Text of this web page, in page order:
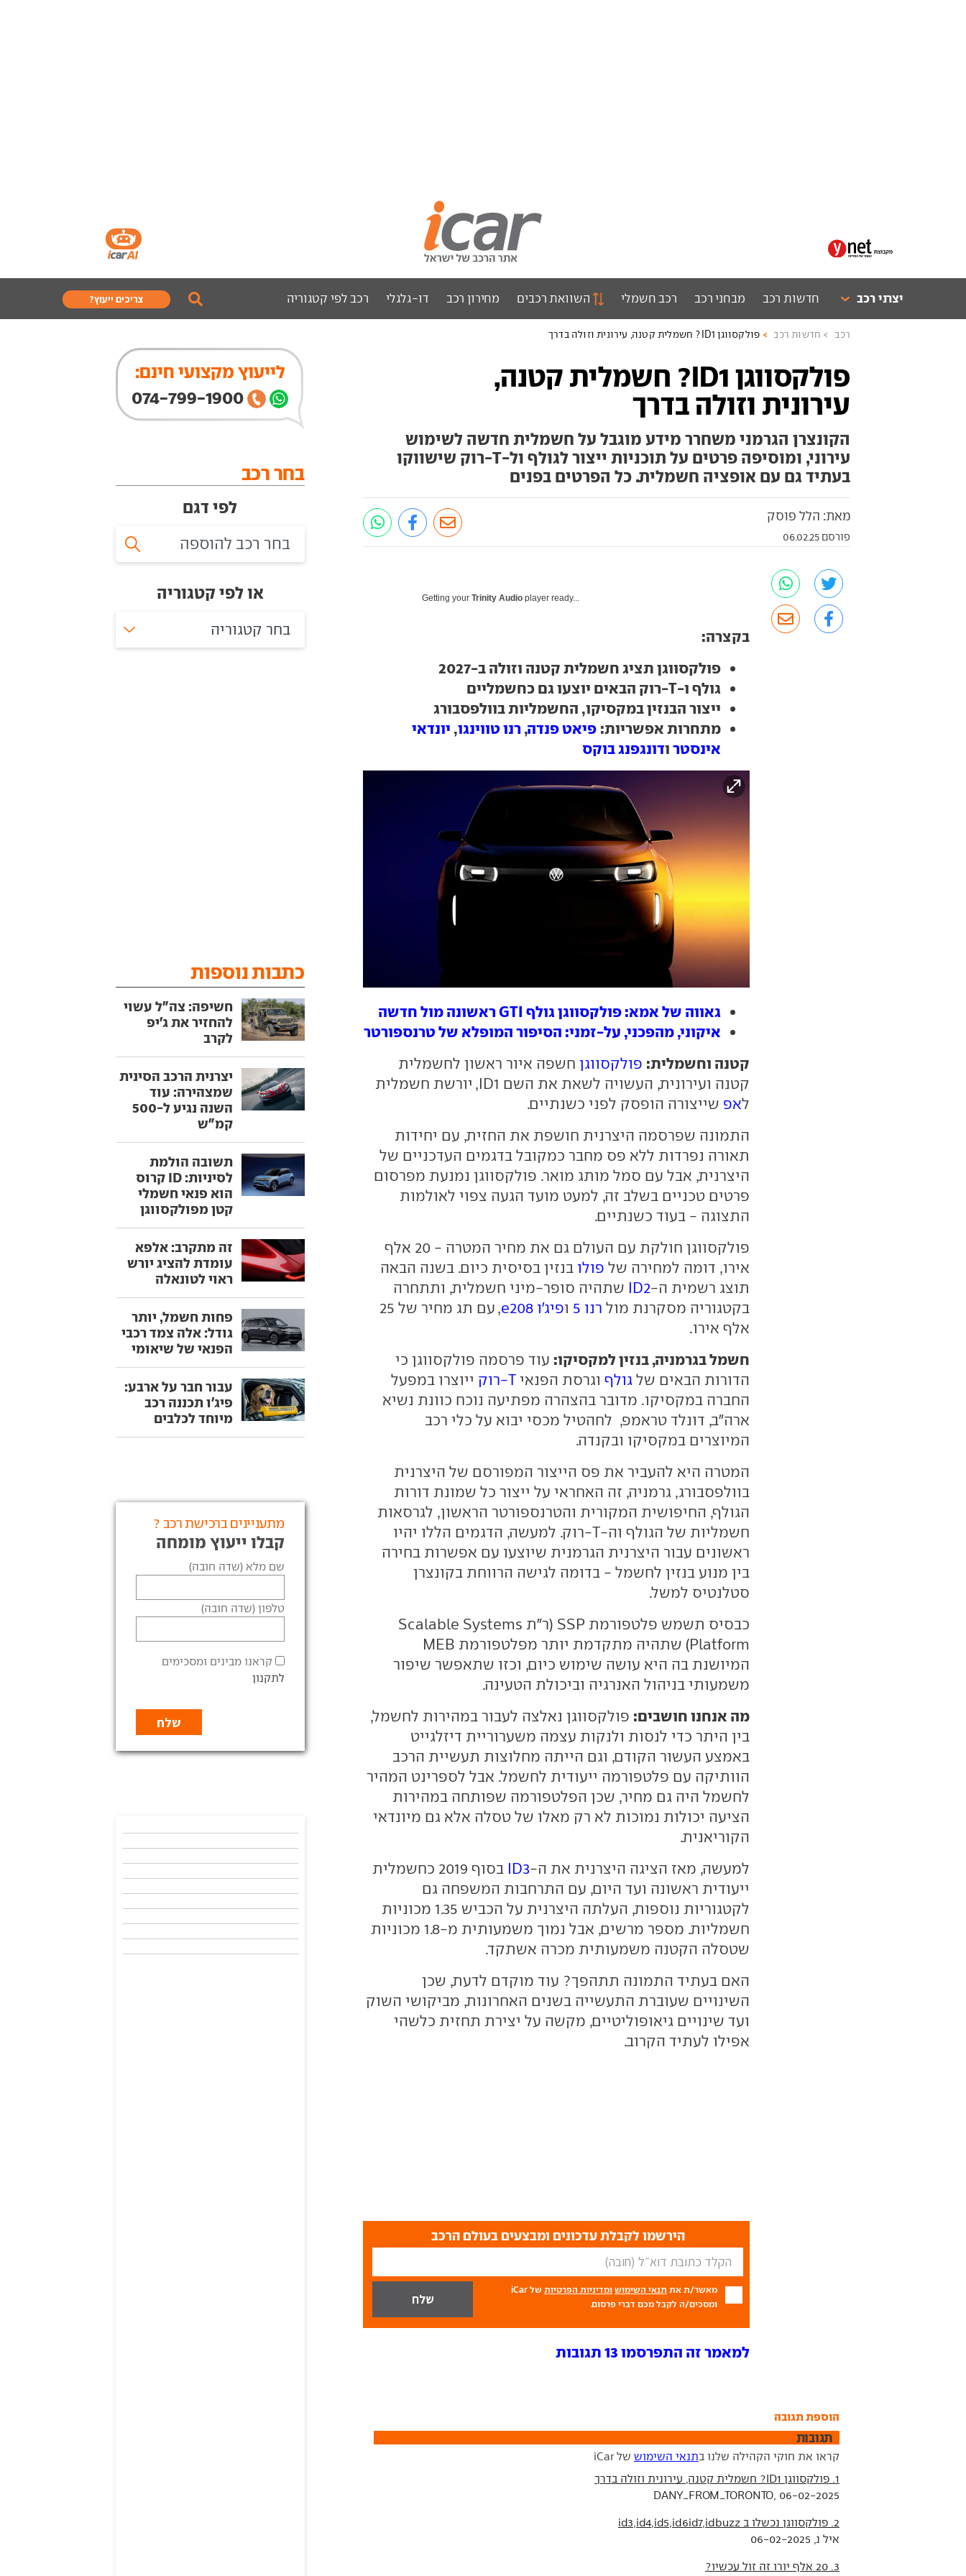
יצרני רכב חדשות רכב מבחני רכב רכב חשמלי השוואת רכבים מחירון רכב דו-גלגלי רכב לפי קטגוריה צריכים ייעוץ?
רכב חדשות רכב פולקסווגן ID1? חשמלית קטנה, עירונית וזולה בדרך
פולקסווגן ID1? חשמלית קטנה,
עירונית וזולה בדרך
הקונצרן הגרמני משחרר מידע מוגבל על חשמלית חדשה לשימוש
עירוני, ומוסיפה פרטים על תוכניות ייצור לגולף ול-T-רוק שישווקו
בעתיד גם עם אופציה חשמלית. כל הפרטים בפנים
מאת: הלל פוסק
פורסם 06.02.25
Getting yourTrinity Audio player ready...
בקצרה:
פולקסווגן תציג חשמלית קטנה וזולה ב-2027
גולף ו-T-רוק הבאים יוצעו גם כחשמליים
ייצור הבנזין במקסיקו, החשמליות בוולפסבורג
מתחרות אפשריות: פיאט פנדה, רנו טווינגו, יונדאי
אינסטרודונגפנג בוקס
גאווה של אמא: פולקסווגן גולף GTI ראשונה מול חדשה
איקוני, מהפכני, על-זמני: הסיפור המופלא של טרנספורטר
קטנה וחשמלית: פולקסווגן חשפה איור ראשון לחשמלית
קטנה ועירונית, העשויה לשאת את השם ID1, יורשת חשמלית
לאפ שייצורה הופסק לפני כשנתיים.
התמונה שפרסמה היצרנית חושפת את החזית, עם יחידות
תאורה נפרדות ללא פס מחבר כמקובל בדגמים העדכניים של
היצרנית, אבל עם סמל מותג מואר. פולקסווגן נמנעת מפרסום
פרטים טכניים בשלב זה, למעט מועד הגעה צפוי לאולמות
התצוגה - בעוד כשנתיים.
פולקסווגן חולקת עם העולם גם את מחיר המטרה - 20 אלף
אירו, דומה למחירה של פולו בנזין בסיסית כיום. בשנה הבאה
תוצג רשמית ה-ID2 שתהיה סופר-מיני חשמלית, ותתחרה
בקטגוריה מסקרנת מול רנו 5 ופיג'ו e208
, עם תג מחיר של 25
אלף אירו.
חשמל בגרמניה, בנזין למקסיקו: עוד פרסמה פולקסווגן כי
הדורות הבאים של גולף וגרסת הפנאי T-רוק
ייוצרו במפעל
החברה במקסיקו. מדובר בהצהרה מפתיעה נוכח כוונת נשיא
ארה"ב, דונלד טראמפ, לחהטיל מכסי יבוא על כלי רכב
המיוצרים במקסיקו ובקנדה.
המטרה היא להעביר את פס הייצור המפורסם של היצרנית
בוולפסבורג, גרמניה, זה האחראי על ייצור כל שמונת דורות
הגולף, החיפושית המקורית והטרנספורטר הראשון, לגרסאות
חשמליות של הגולף וה-T-רוק. למעשה, הדגמים הללו יהיו
ראשונים עבור היצרנית הגרמנית שיוצעו עם אפשרות בחירה
בין מנוע בנזין לחשמל - בדומה לגישה הרווחת בקונצרן
סטלנטיס למשל.
כבסיס תשמש פלטפורמת SSP (ר"ת Scalable Systems
Platform) שתהיה מתקדמת יותר מפלטפורמת MEB
המיושנת בה היא עושה שימוש כיום, וכזו שתאפשר שיפור
משמעותי בניהול האנרגיה וביכולת הטעינה.
מה אנחנו חושבים: פולקסווגן נאלצה לעבור במהירות לחשמל,
בין היתר כדי לנסות ולנקות עצמה משערוריית דיזלגייט
באמצע העשור הקודם, וגם הייתה מחלוצות תעשיית הרכב
הוותיקה עם פלטפורמה ייעודית לחשמל. אבל לספרינט המהיר
לחשמל היה גם מחיר, שכן הפלטפורמה שפותחה במהירות
הציעה יכולות נמוכות לא רק מאלו של טסלה אלא גם מיונדאי
הקוריאנית.
למעשה, מאז הציגה היצרנית את ה-ID3
בסוף 2019 כחשמלית
ייעודית ראשונה ועד היום, עם התרחבות המשפחה גם
לקטגוריות נוספות, העלתה היצרנית על הכביש 1.35 מכוניות
חשמליות. מספר מרשים, אבל נמוך משמעותית מ-1.8 מכוניות
שטסלה הקטנה משמעותית מכרה אשתקד.
האם בעתיד התמונה תתהפך? עוד מוקדם לדעת, שכן
השינויים שעוברת התעשייה בשנים האחרונות, מביקושי השוק
ועד שינויים גיאופוליטיים, מקשה על יצירת תחזית כלשהי
אפילו לעתיד הקרוב.
הירשמו לקבלת עדכונים ומבצעים בעולם הרכב
מאשר/ת את תנאי השימוש ומדיניות הפרטיות
של iCar
ומסכים/ה לקבל מכם דברי פרסום.
למאמר זה התפרסמו 13 תגובות
הוספת תגובה
תגובות
קראו את חוקי הקהילה שלנו בתנאי השימוש של iCar
1. פולקסווגן ID1? חשמלית קטנה, עירונית וזולה בדרך
DANY_FROM_TORONTO, 06-02-2025
2. פולקסווגן נכשלו ב id3,id4,id5,id6id7,idbuzz
איל נ, 06-02-2025
3. 20 אלף יורו זה זול עכשיו?
לייעוץ מקצועי חינם:
074-799-1900
בחר רכב
לפי דגם
או לפי קטגוריה
בחר קטגוריה
כתבות נוספות
חשיפה: צה"ל עשוי
להחזיר את ג'יפ
לקרב
יצרנית הרכב הסינית
שמצהירה: עוד
השנה נגיע ל-500
קמ"ש
תשובה הולמת
לסיניות: ID קרוס
הוא פנאי חשמלי
קטן מפולקסווגן
זה מתקרב: אלפא
עומדת להציג יורש
ראוי לטונאלה
פחות חשמל, יותר
גודל: אלה צמד רכבי
הפנאי של שיאומי
עבור חבר על ארבע:
פיג'ו תכננה רכב
מיוחד לכלבים
מתעניינים ברכישת רכב ?
קבלו ייעוץ מומחה
שם מלא (שדה חובה)
טלפון (שדה חובה)
קראנו מבינים ומסכימים
לתקנון